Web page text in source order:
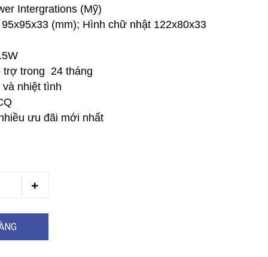
Intergrations (Mỹ)
(mm); Hình chữ nhật 122x80x33
trợ trong 24 tháng
nhiệt tình
ưu đãi mới nhất